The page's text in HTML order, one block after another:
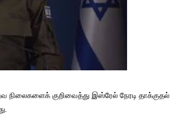
குறிவைத்து இஸ்ரேல் நேரடி தாக்குதல்